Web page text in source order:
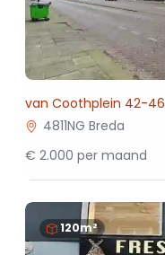
van Coothplein 42-46
4811NG Breda
€ 2.000 per maand
120m²